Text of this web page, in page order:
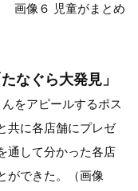
像６ 児童がまとめ
なぐら大発見」
をアピールするポス
共に各店舗にプレゼ
通して分かった各店
ができた。（画像